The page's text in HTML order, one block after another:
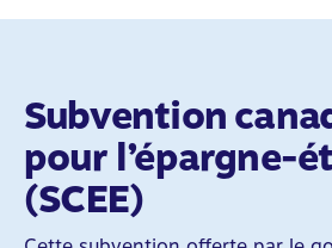
Subvention
pour l’épargne-
(SCEE)